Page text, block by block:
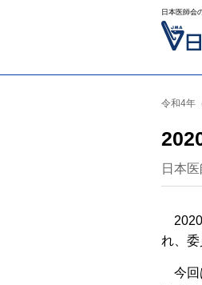
日本医師会
令和4年
日本
2020
れ、委
今回